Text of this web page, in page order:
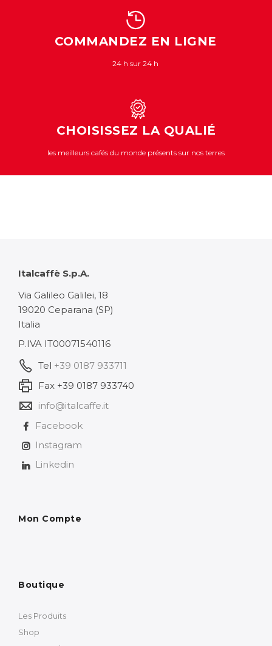
COMMANDEZ EN LIGNE
24 h sur 24 h
CHOISISSEZ LA QUALIÉ
les meilleurs cafés du monde présents sur nos terres
Italcaffè S.p.A.
Via Galileo Galilei, 18
19020 Ceparana (SP)
Italia
P.IVA IT00071540116
Tel +39 0187 933711
Fax +39 0187 933740
info@italcaffe.it
Facebook
Instagram
Linkedin
Mon Compte
Boutique
Les Produits
Shop